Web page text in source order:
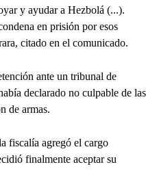
y ayudar a Hezbolá (...).
en prisión por esos
citado en el comunicado.
ante un tribunal de
declarado no culpable de las
de armas.
fiscalía agregó el cargo
finalmente aceptar su